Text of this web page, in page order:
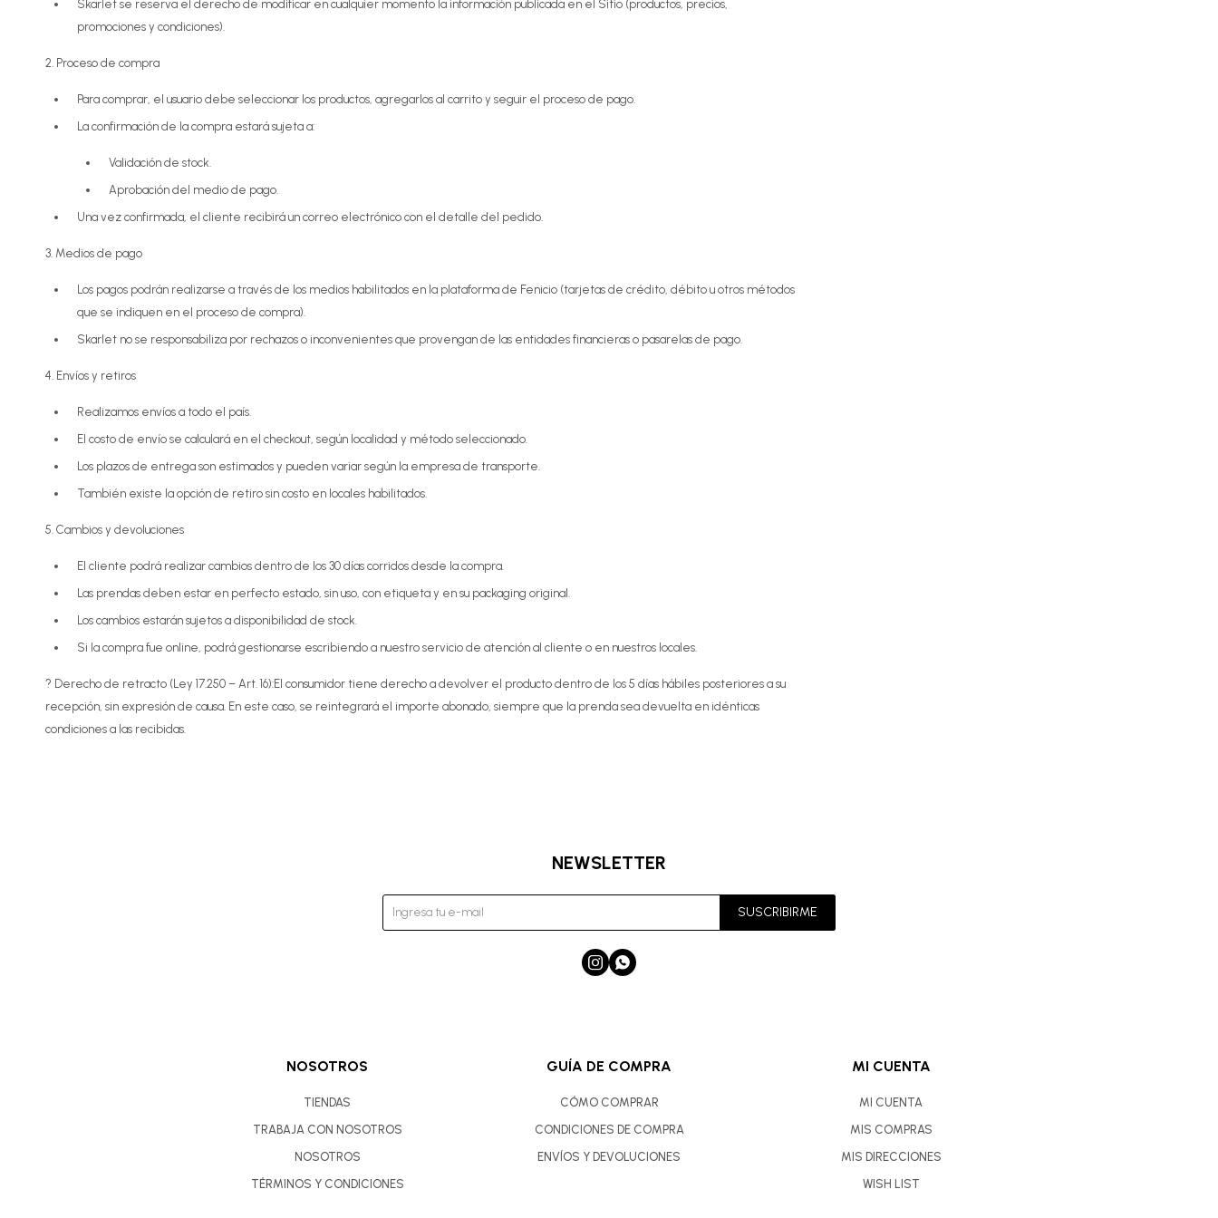
Skarlet se reserva el derecho de modificar en cualquier momento la información publicada en el Sitio (productos, precios,
promociones y condiciones).
2. Proceso de compra
Para comprar, el usuario debe seleccionar los productos, agregarlos al carrito y seguir el proceso de pago.
La confirmación de la compra estará sujeta a:
Validación de stock.
Aprobación del medio de pago.
Una vez confirmada, el cliente recibirá un correo electrónico con el detalle del pedido.
3. Medios de pago
Los pagos podrán realizarse a través de los medios habilitados en la plataforma de Fenicio (tarjetas de crédito, débito u otros métodos
que se indiquen en el proceso de compra).
Skarlet no se responsabiliza por rechazos o inconvenientes que provengan de las entidades financieras o pasarelas de pago.
4. Envíos y retiros
Realizamos envíos a todo el país.
El costo de envío se calculará en el checkout, según localidad y método seleccionado.
Los plazos de entrega son estimados y pueden variar según la empresa de transporte.
También existe la opción de retiro sin costo en locales habilitados.
5. Cambios y devoluciones
El cliente podrá realizar cambios dentro de los 30 días corridos desde la compra.
Las prendas deben estar en perfecto estado, sin uso, con etiqueta y en su packaging original.
Los cambios estarán sujetos a disponibilidad de stock.
Si la compra fue online, podrá gestionarse escribiendo a nuestro servicio de atención al cliente o en nuestros locales.
? Derecho de retracto (Ley 17.250 – Art. 16):El consumidor tiene derecho a devolver el producto dentro de los 5 días hábiles posteriores a su
recepción, sin expresión de causa. En este caso, se reintegrará el importe abonado, siempre que la prenda sea devuelta en idénticas
condiciones a las recibidas.
NOSOTROS
TIENDAS
TRABAJA CON NOSOTROS
NOSOTROS
TÉRMINOS Y CONDICIONES
GUÍA DE COMPRA
CÓMO COMPRAR
CONDICIONES DE COMPRA
ENVÍOS Y DEVOLUCIONES
MI CUENTA
MI CUENTA
MIS COMPRAS
MIS DIRECCIONES
WISH LIST
NEWSLETTER
SUSCRIBIRME
 